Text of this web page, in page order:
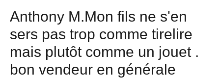
Anthony M.Mon fils ne s'en
sers pas trop comme tirelire
mais plutôt comme un jouet .
bon vendeur en générale